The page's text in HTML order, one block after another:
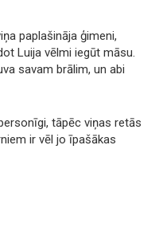
paplašināja ģimeni,
Luija vēlmi iegūt māsu.
savam brālim, un abi
tāpēc viņas retās
ir vēl jo īpašākas